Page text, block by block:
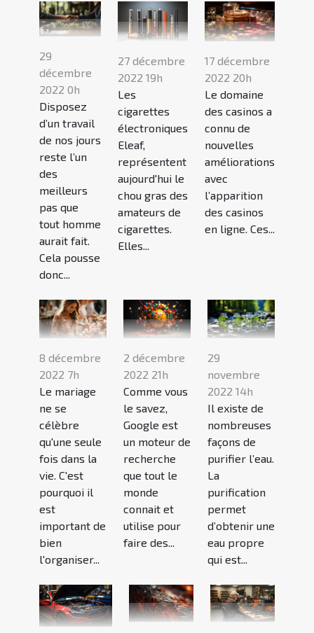
29
décembre
2022 0h
Disposez
d’un travail
de nos jours
reste l’un
des
meilleurs
pas que
tout homme
aurait fait.
Cela pousse
donc...
27 décembre
2022 19h
Les
cigarettes
électroniques
Eleaf,
représentent
aujourd'hui le
chou gras des
amateurs de
cigarettes.
Elles...
17 décembre
2022 20h
Le domaine
des casinos a
connu de
nouvelles
améliorations
avec
l’apparition
des casinos
en ligne. Ces...
8 décembre
2022 7h
Le mariage
ne se
célèbre
qu'une seule
fois dans la
vie. C'est
pourquoi il
est
important de
bien
l'organiser...
2 décembre
2022 21h
Comme vous
le savez,
Google est
un moteur de
recherche
que tout le
monde
connait et
utilise pour
faire des...
29
novembre
2022 14h
Il existe de
nombreuses
façons de
purifier l’eau.
La
purification
permet
d’obtenir une
eau propre
qui est...